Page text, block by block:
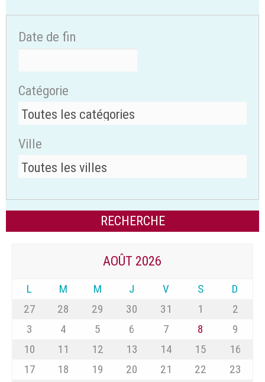
Date de fin
Catégorie
Ville
AOÛT 2026
L M M J V S
D
27
28 29 30 31 1
2
3
4 5 6 7 8
9
10
11 12 13 14 15
16
17
18 19 20 21 22
23